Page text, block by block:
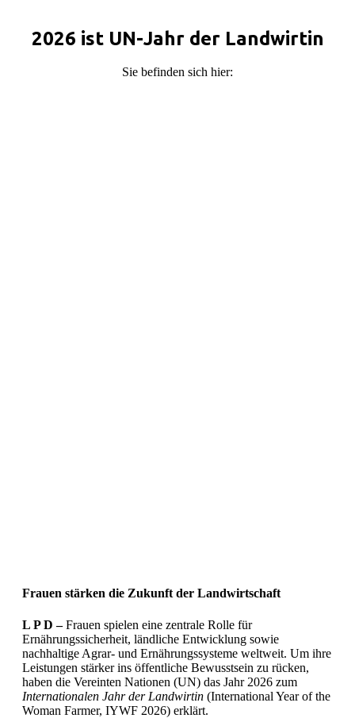
2026 ist UN-Jahr der Landwirtin
Sie befinden sich hier:
Frauen stärken die Zukunft der Landwirtschaft
L P D –Frauen spielen eine zentrale Rolle für
Ernährungssicherheit, ländliche Entwicklung sowie
nachhaltige Agrar- und Ernährungssysteme weltweit. Um ihre
Leistungen stärker ins öffentliche Bewusstsein zu rücken,
haben die Vereinten Nationen (UN) das Jahr 2026 zum
Internationalen Jahr der Landwirtin (International Year of the
Woman Farmer, IYWF 2026) erklärt.